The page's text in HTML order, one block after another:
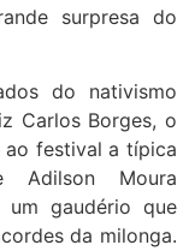
surpresa do
do nativismo
Carlos Borges, o
festival a típica
Adilson Moura
gaudério que
da milonga.